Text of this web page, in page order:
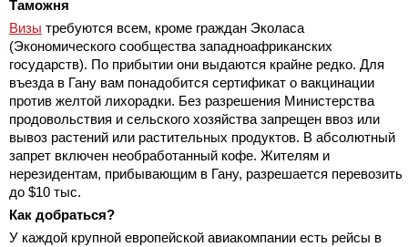
Таможня
Визы требуются всем, кроме граждан Эколаса
(Экономического сообщества западноафриканских
государств). По прибытии они выдаются крайне редко. Для
въезда в Гану вам понадобится сертификат о вакцинации
против желтой лихорадки. Без разрешения Министерства
продовольствия и сельского хозяйства запрещен ввоз или
вывоз растений или растительных продуктов. В абсолютный
запрет включен необработанный кофе. Жителям и
нерезидентам, прибывающим в Гану, разрешается перевозить
до $10 тыс.
Как добраться?
У каждой крупной европейской авиакомпании есть рейсы в